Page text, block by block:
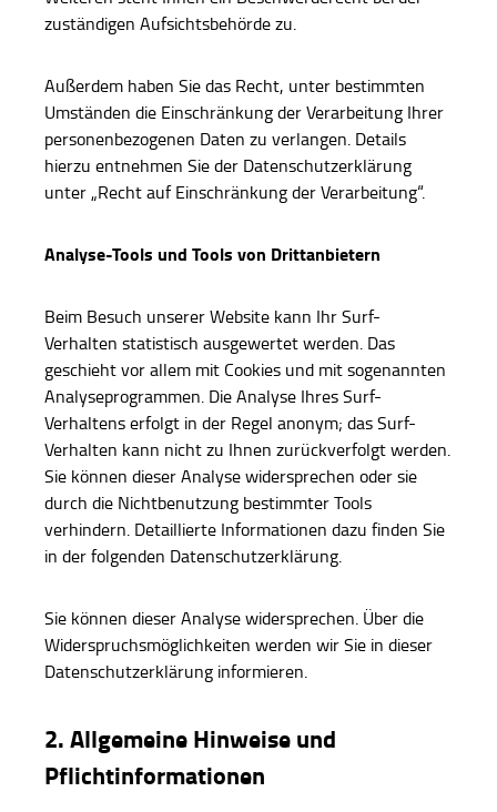
zuständigen Aufsichtsbehörde zu.
Außerdem haben Sie das Recht, unter bestimmten
Umständen die Einschränkung der Verarbeitung Ihrer
personenbezogenen Daten zu verlangen. Details
hierzu entnehmen Sie der Datenschutzerklärung
unter „Recht auf Einschränkung der Verarbeitung“.
Analyse-Tools und Tools von Drittanbietern
Beim Besuch unserer Website kann Ihr Surf-
Verhalten statistisch ausgewertet werden. Das
geschieht vor allem mit Cookies und mit sogenannten
Analyseprogrammen. Die Analyse Ihres Surf-
Verhaltens erfolgt in der Regel anonym; das Surf-
Verhalten kann nicht zu Ihnen zurückverfolgt werden.
Sie können dieser Analyse widersprechen oder sie
durch die Nichtbenutzung bestimmter Tools
verhindern. Detaillierte Informationen dazu finden Sie
in der folgenden Datenschutzerklärung.
Sie können dieser Analyse widersprechen. Über die
Widerspruchsmöglichkeiten werden wir Sie in dieser
Datenschutzerklärung informieren.
2. Allgemeine Hinweise und
Pflichtinformationen